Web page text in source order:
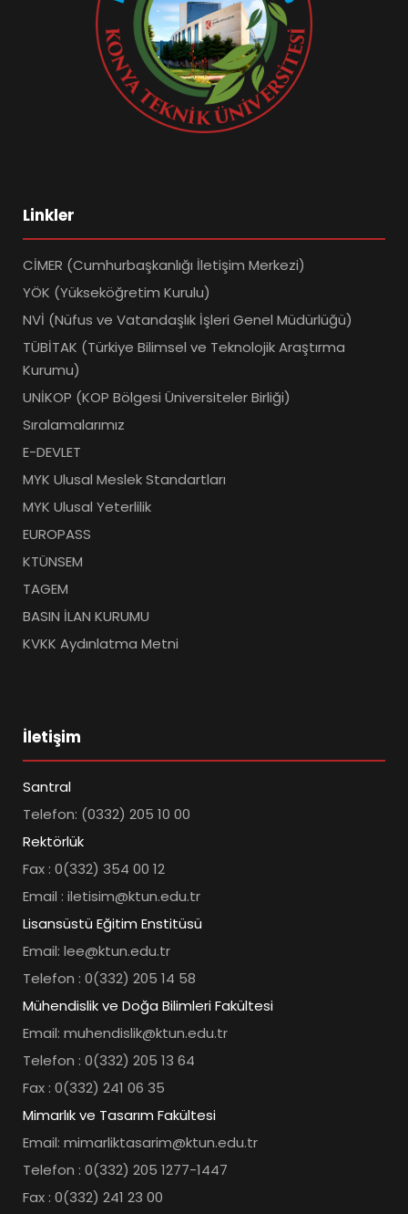
Linkler
CİMER (Cumhurbaşkanlığı İletişim Merkezi)
YÖK (Yükseköğretim Kurulu)
NVİ (Nüfus ve Vatandaşlık İşleri Genel Müdürlüğü)
TÜBİTAK (Türkiye Bilimsel ve Teknolojik Araştırma
Kurumu)
UNİKOP (KOP Bölgesi Üniversiteler Birliği)
Sıralamalarımız
E-DEVLET
MYK Ulusal Meslek Standartları
MYK Ulusal Yeterlilik
EUROPASS
KTÜNSEM
TAGEM
BASIN İLAN KURUMU
KVKK Aydınlatma Metni
İletişim
Santral
Telefon: (0332) 205 10 00
Rektörlük
Fax : 0(332) 354 00 12
Email : iletisim@ktun.edu.tr
Lisansüstü Eğitim Enstitüsü
Email: lee@ktun.edu.tr
Telefon : 0(332) 205 14 58
Mühendislik ve Doğa Bilimleri Fakültesi
Email: muhendislik@ktun.edu.tr
Telefon : 0(332) 205 13 64
Fax : 0(332) 241 06 35
Mimarlık ve Tasarım Fakültesi
Email: mimarliktasarim@ktun.edu.tr
Telefon : 0(332) 205 1277-1447
Fax : 0(332) 241 23 00